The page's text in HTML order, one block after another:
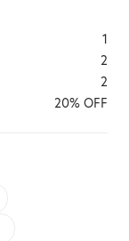
1
2
2
20% OFF